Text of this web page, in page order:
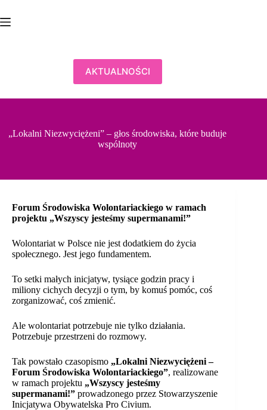
treści
AKTUALNOŚCI
„Lokalni Niezwyciężeni” – głos środowiska, które buduje
wspólnoty
Forum Środowiska Wolontariackiego w ramach
projektu „Wszyscy jesteśmy supermanami!”
Wolontariat w Polsce nie jest dodatkiem do życia
społecznego. Jest jego fundamentem.
To setki małych inicjatyw, tysiące godzin pracy i
miliony cichych decyzji o tym, by komuś pomóc, coś
zorganizować, coś zmienić.
Ale wolontariat potrzebuje nie tylko działania.
Potrzebuje przestrzeni do rozmowy.
Tak powstało czasopismo „Lokalni Niezwyciężeni –
Forum Środowiska Wolontariackiego”, realizowane
w ramach projektu „Wszyscy jesteśmy
supermanami!” prowadzonego przez Stowarzyszenie
Inicjatywa Obywatelska Pro Civium.